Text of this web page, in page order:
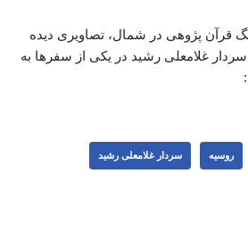
قرآن پژوهی در شمال، تصاویری دیده
غلامعلی رشید در یکی از سفرها به
روسیه سردار غلامعلی رشید